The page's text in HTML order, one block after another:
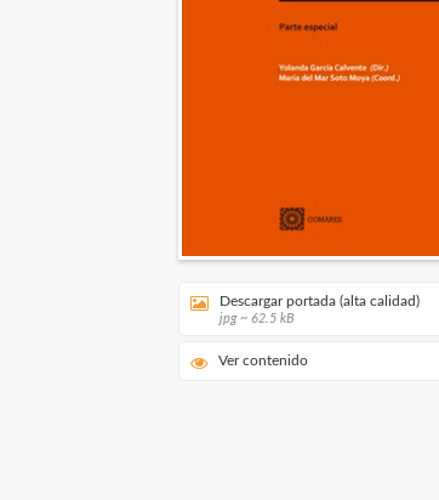
Descargar portada (alta calidad)
jpg ~ 62.5 kB
Ver contenido